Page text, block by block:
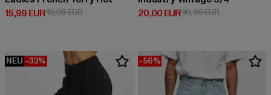
15,99 EUR
Derzeitiger Preis: 15,99 EUR
19,99 EURAktionspreis: 19,99 EUR
20,00 EUR
Derzeitiger Preis: 20,00 EUR
39,99 EURAktionspreis:
NEU -33% -56%